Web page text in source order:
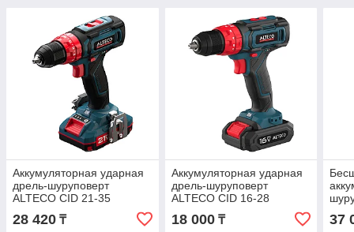
Аккумуляторная ударная
дрель-шуруповерт
ALTECO CID 21-35
28 420 ₸
Аккумуляторная ударная
дрель-шуруповерт
ALTECO CID 16-28
18 000₸ 37